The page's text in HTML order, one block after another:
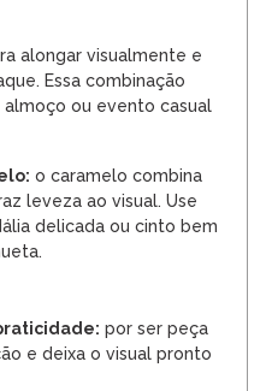
alongar visualmente e
Essa combinação
ou evento casual
o caramelo combina
leveza ao visual. Use
delicada ou cinto bem
por ser peça
e deixa o visual pronto